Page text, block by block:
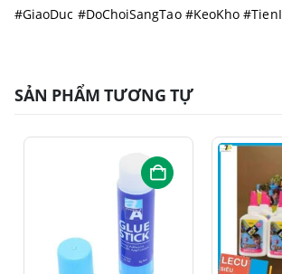
#GiaoDuc #DoChoiSangTao #KeoKho
SẢN PHẨM TƯƠNG TỰ